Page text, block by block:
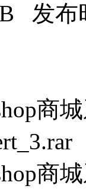
发
商
商